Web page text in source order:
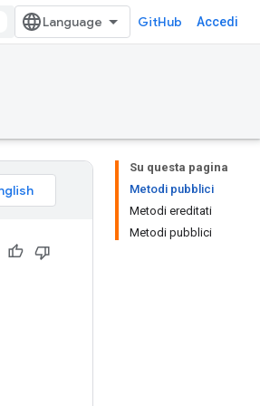
GitHub Accedi
Su questa pagina
Metodi pubblici
Metodi ereditati
Metodi pubblici